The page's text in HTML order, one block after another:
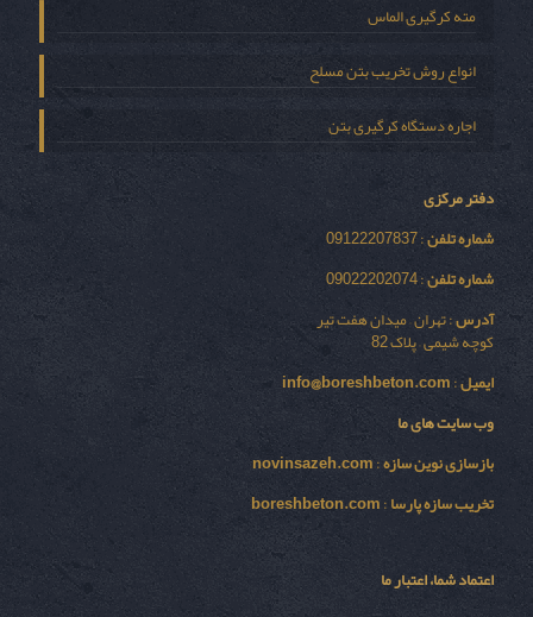
مته کرگیری الماس
انواع روش تخریب بتن مسلح
اجاره دستگاه کرگیری بتن
دفتر مرکزی
شماره تلفن: 09122207837
شماره تلفن: 09022202074
آدرس: تهران – میدان هفت تیر
کوچه شیمی – پلاک 82
ایمیل:
info@boreshbeton.com
وب سایت های ما
بازسازی نوين سازه:
novinsazeh.com
تخریب سازه پارسا:
boreshbeton.com
اعتماد شما، اعتبار ما